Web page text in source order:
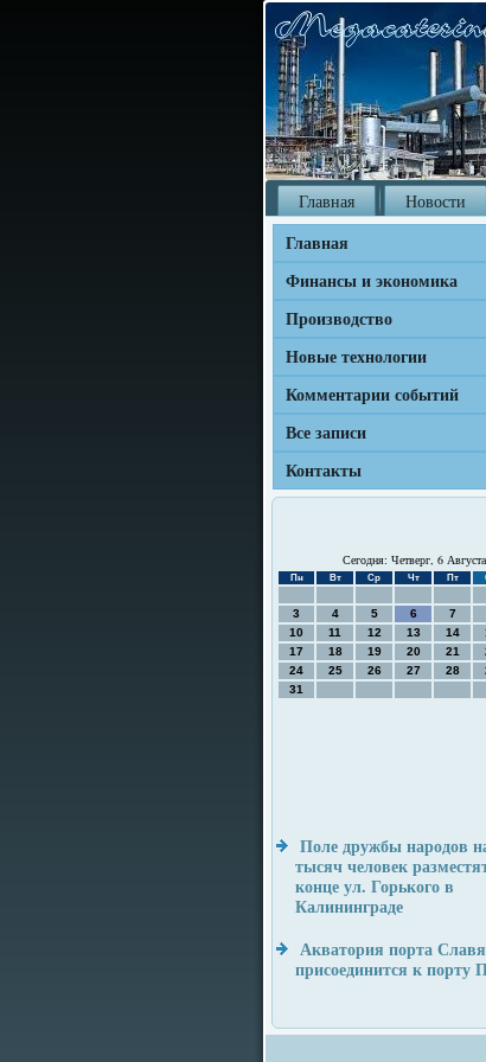
Главная Новости
Главная
Финансы и экономика
Производство
Новые технологии
Комментарии событий
Все записи
Контакты
Сегодня: Четверг, 6 Августа
Пн Вт Ср Чт Пт
3
4 5 6 7
10
11 12 13 14
17
18 19 20 21
24
25 26 27 28
31
Поле дружбы народов
тысяч человек
конце ул. Горького в
Калининграде
Акватория порта
присоединится к порту